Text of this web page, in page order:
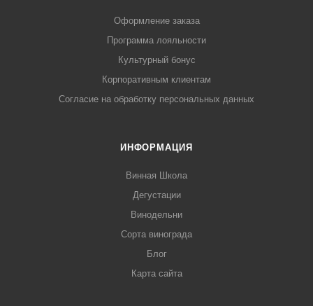
Оформление заказа
Программа лояльности
Культурный бонус
Корпоративным клиентам
Согласие на обработку персональных данных
ИНФОРМАЦИЯ
Винная Школа
Дегустации
Винодельни
Сорта винограда
Блог
Карта сайта